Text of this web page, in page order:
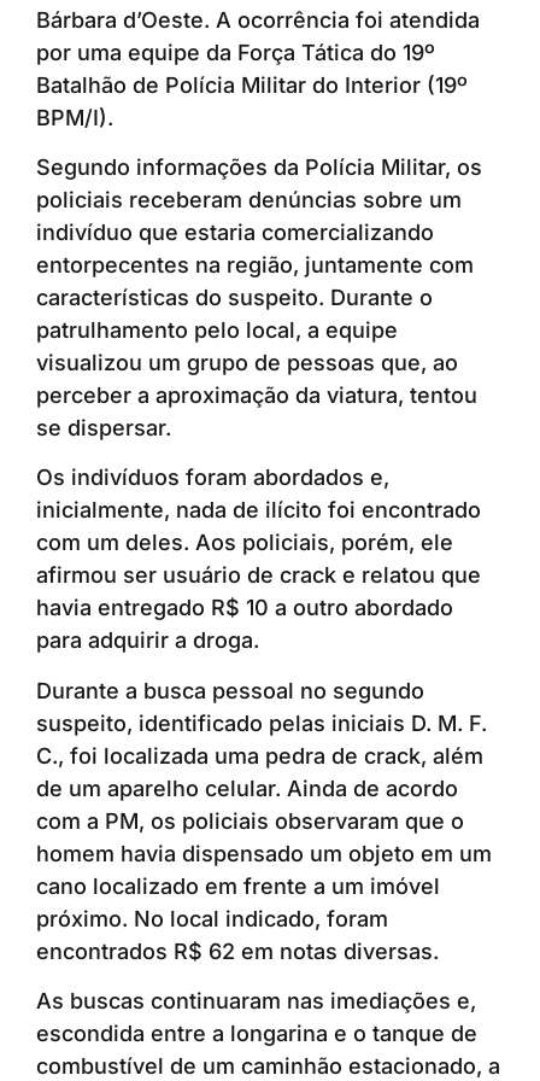
Bárbara d’Oeste. A ocorrência foi atendida
por uma equipe da Força Tática do 19º
Batalhão de Polícia Militar do Interior (19º
BPM/I).
Segundo informações da Polícia Militar, os
policiais receberam denúncias sobre um
indivíduo que estaria comercializando
entorpecentes na região, juntamente com
características do suspeito. Durante o
patrulhamento pelo local, a equipe
visualizou um grupo de pessoas que, ao
perceber a aproximação da viatura, tentou
se dispersar.
Os indivíduos foram abordados e,
inicialmente, nada de ilícito foi encontrado
com um deles. Aos policiais, porém, ele
afirmou ser usuário de crack e relatou que
havia entregado R$ 10 a outro abordado
para adquirir a droga.
Durante a busca pessoal no segundo
suspeito, identificado pelas iniciais D. M. F.
C., foi localizada uma pedra de crack, além
de um aparelho celular. Ainda de acordo
com a PM, os policiais observaram que o
homem havia dispensado um objeto em um
cano localizado em frente a um imóvel
próximo. No local indicado, foram
encontrados R$ 62 em notas diversas.
As buscas continuaram nas imediações e,
escondida entre a longarina e o tanque de
combustível de um caminhão estacionado, a